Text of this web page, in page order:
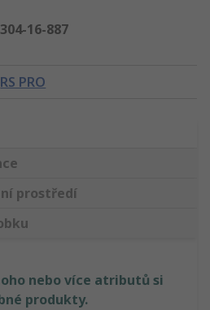
304-16-887
RS PRO
prostředí
nebo více atributů si
produkty.